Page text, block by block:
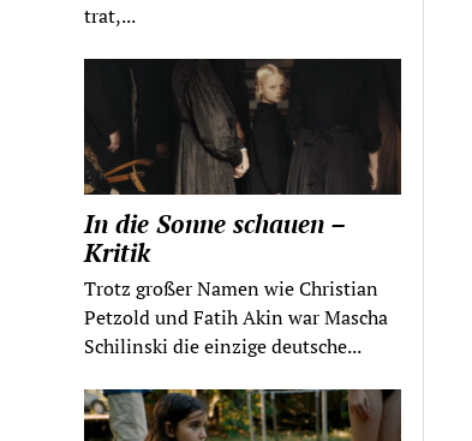
trat,...
In die Sonne schauen –
Kritik
Trotz großer Namen wie Christian
Petzold und Fatih Akin war Mascha
Schilinski die einzige deutsche...